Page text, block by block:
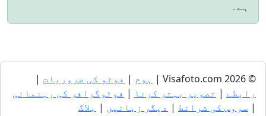
ہوم | فوٹو کی ضروریات |
|تصویر بہتر کرنا|فوٹوگرافر کی رہنمائی
سروس کی شرائط |دیگر زبانیں |بلاگ